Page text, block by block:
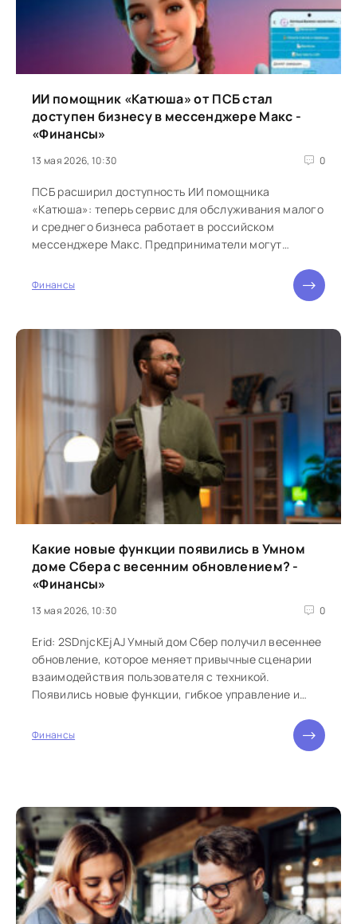
ИИ помощник «Катюша» от ПСБ стал
доступен бизнесу в мессенджере Макс -
«Финансы»
13 мая 2026, 10:30 0
ПСБ расширил доступность ИИ помощника
«Катюша»: теперь сервис для обслуживания малого
и среднего бизнеса работает в российском
мессенджере Макс. Предприниматели могут
Финансы
Какие новые функции появились в Умном
доме Сбера с весенним обновлением? -
«Финансы»
13 мая 2026, 10:30 0
Erid: 2SDnjcKEjAJ Умный дом Сбер получил весеннее
обновление, которое меняет привычные сценарии
взаимодействия пользователя с техникой.
Появились новые функции, гибкое управление и
Финансы